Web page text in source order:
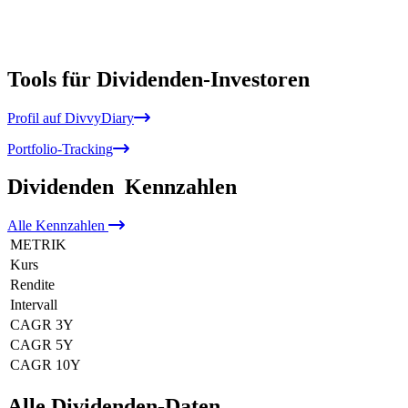
Tools für Dividenden-Investoren
Profil auf DivvyDiary
Portfolio-Tracking
Dividenden Kennzahlen
Alle Kennzahlen
METRIK
Kurs
Rendite
Intervall
CAGR 3Y
CAGR 5Y
CAGR 10Y